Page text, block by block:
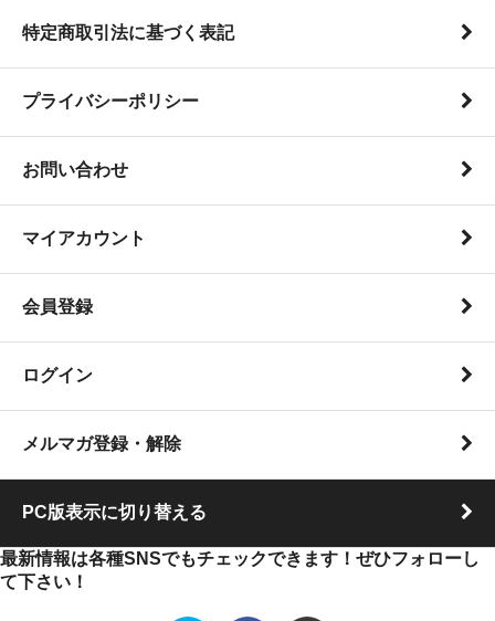
特定商取引法に基づく表記
プライバシーポリシー
お問い合わせ
マイアカウント
会員登録
ログイン
メルマガ登録・解除
PC版表示に切り替える
最新情報は各種SNSでもチェックできます！ぜひフォローし
て下さい！